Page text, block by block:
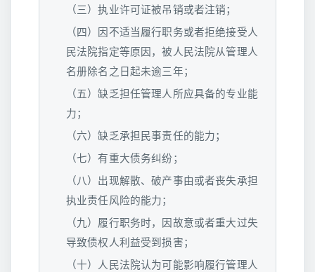
（三）执业许可证被吊销或者注销；
（四）因不适当履行职务或者拒绝接受人
民法院指定等原因，被人民法院从管理人
名册除名之日起未逾三年；
（五）缺乏担任管理人所应具备的专业能
力；
（六）缺乏承担民事责任的能力；
（七）有重大债务纠纷；
（八）出现解散、破产事由或者丧失承担
执业责任风险的能力；
（九）履行职务时，因故意或者重大过失
导致债权人利益受到损害；
（十）人民法院认为可能影响履行管理人